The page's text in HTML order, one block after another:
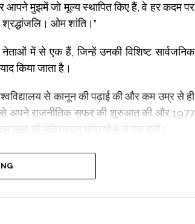
मुझमें जो मूल्य स्थापित किए हैं, वे हर कदम पर
श्रद्धांजलि। ओम शांति।”
नेताओं में से एक हैं, जिन्हें उनकी विशिष्ट सार्वजनिक
किया जाता है।
से कानून की पढ़ाई की और कम उम्र से ही
से अपने राजनीतिक सफर की शुरुआत की और 1977
पार्टी में आगे बढ़ते हुए कई महत्वपूर्ण संगठनात्मक
दिया, हालांकि उनका कार्यकाल संक्षिप्त ही रहा।